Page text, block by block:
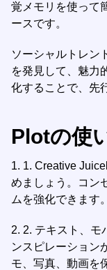
覚メモリを使って
ースです。
ソーシャルトレン
を発見して、魅力
化することで、先
Plotの使
1. 1. Creative
めましょう。コン
ムを強化できます。
2. 2. テキスト、モ
ンスピレーション
モ、写真、動画を